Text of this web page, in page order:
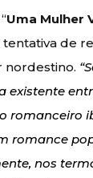
Uma Mulher
de
existente
romanceiro
romance
nos